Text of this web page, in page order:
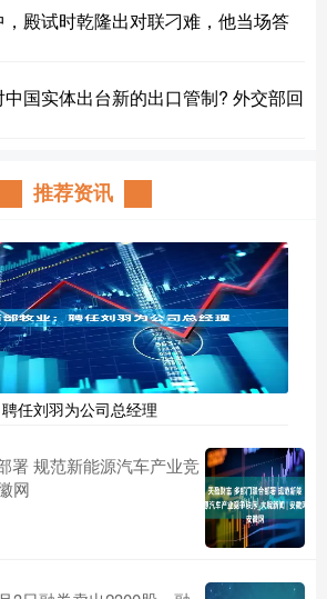
殿试时乾隆出对联刁难，他当场答
国实体出台新的出口管制? 外交部回
推荐资讯
任刘羽为公司总经理
署 规范新能源汽车产业竞
网